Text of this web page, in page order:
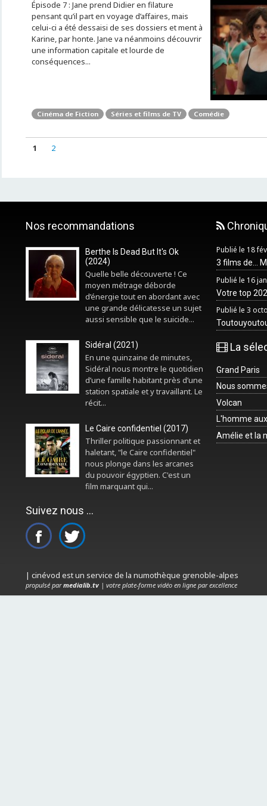
Épisode 7 : Jane prend Didier en filature
pensant qu’il part en voyage d’affaires, mais
celui-ci a été dessaisi de ses dossiers et ment à
Karine, par honte. Jane va néanmoins découvrir
une information capitale et lourde de
conséquences...
Cinéma de Fiction Séries et films de TV Comédie
1 2
Nos recommandations
Berthe Is Dead But It's Ok
(2024)
Quelle belle découverte ! Ce
moyen métrage déborde
d’énergie tout en abordant avec
une grande délicatesse un sujet
aussi sensible que le suicide...
Sidéral (2021)
En une quinzaine de minutes,
Sidéral nous montre le quotidien
d’une famille habitant près d’une
station spatiale et y travaillant. Le
récit...
Le Caire confidentiel (2017)
Thriller politique passionnant et
haletant, "le Caire confidentiel"
nous plonge dans les arcanes
du pouvoir égyptien. C'est un
film marquant qui...
Suivez nous ...
Publié le 18
3 films de...
Publié le 16
Votre top
Publié le 3
La
Grand Paris
Nous
Volcan
L'homme
Amélie et la
| cinévod est un service de la numothèque grenoble-alpes
propulsé parmedialib.tv| votre plate-forme vidéo en ligne par excellence